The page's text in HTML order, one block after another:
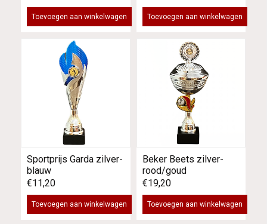
Toevoegen aan winkelwagen Toevoegen aan winkelwagen
Sportprijs Garda zilver-
blauw
€11,20
Toevoegen aan winkelwagen
Beker Beets zilver-
rood/goud
€19,20
Toevoegen aan winkelwagen